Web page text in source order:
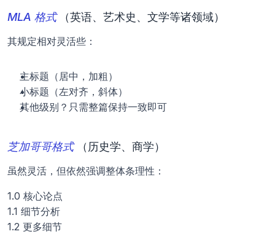
MLA 格式 （英语、艺术史、文学等诸领域）
其规定相对灵活些：
主标题（居中，加粗）
小标题（左对齐，斜体）
其他级别？只需整篇保持一致即可
芝加哥哥格式 （历史学、商学）
虽然灵活，但依然强调整体条理性：
1.0 核心论点
1.1 细节分析
1.2 更多细节